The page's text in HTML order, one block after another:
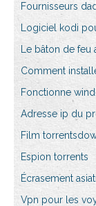
Fournisseurs
Logiciel kodi
Le bâton de
Comment
Fonctionne
Adresse ip du
Film
Espion torrents
Écrasement
Vpn pour les